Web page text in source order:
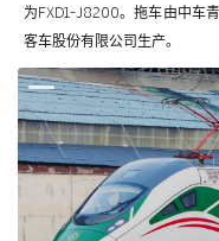
为FXD1-J8200。拖车由中车
客车股份有限公司生产。